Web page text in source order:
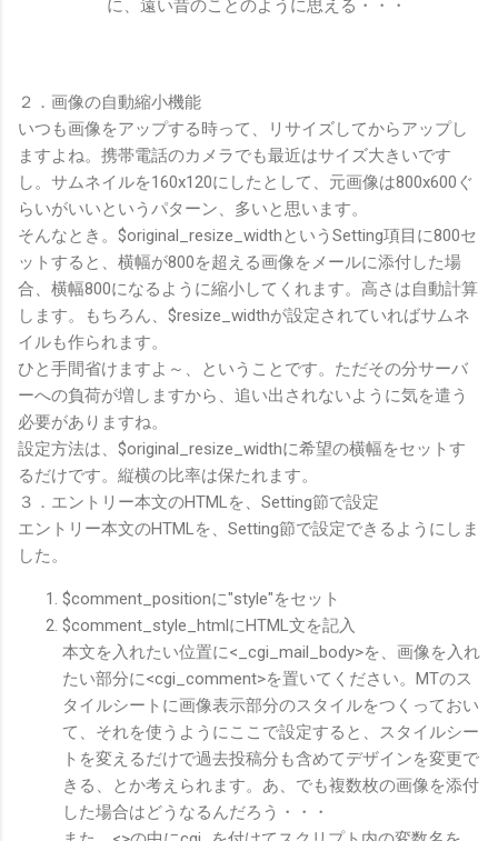
に、遠い昔のことのように思える・・・
２．画像の自動縮小機能
いつも画像をアップする時って、リサイズしてからアップし
ますよね。携帯電話のカメラでも最近はサイズ大きいです
し。サムネイルを160x120にしたとして、元画像は800x600ぐ
らいがいいというパターン、多いと思います。
そんなとき。$original_resize_widthというSetting項目に800セ
ットすると、横幅が800を超える画像をメールに添付した場
合、横幅800になるように縮小してくれます。高さは自動計算
します。もちろん、$resize_widthが設定されていればサムネ
イルも作られます。
ひと手間省けますよ～、ということです。ただその分サーバ
ーへの負荷が増しますから、追い出されないように気を遣う
必要がありますね。
設定方法は、$original_resize_widthに希望の横幅をセットす
るだけです。縦横の比率は保たれます。
３．エントリー本文のHTMLを、Setting節で設定
エントリー本文のHTMLを、Setting節で設定できるようにしま
した。
$comment_positionに"style"をセット
$comment_style_htmlにHTML文を記入
本文を入れたい位置に<_cgi_mail_body>を、画像を入れ
たい部分に<cgi_comment>を置いてください。MTのス
タイルシートに画像表示部分のスタイルをつくっておい
て、それを使うようにここで設定すると、スタイルシー
トを変えるだけで過去投稿分も含めてデザインを変更で
きる、とか考えられます。あ、でも複数枚の画像を添付
した場合はどうなるんだろう・・・